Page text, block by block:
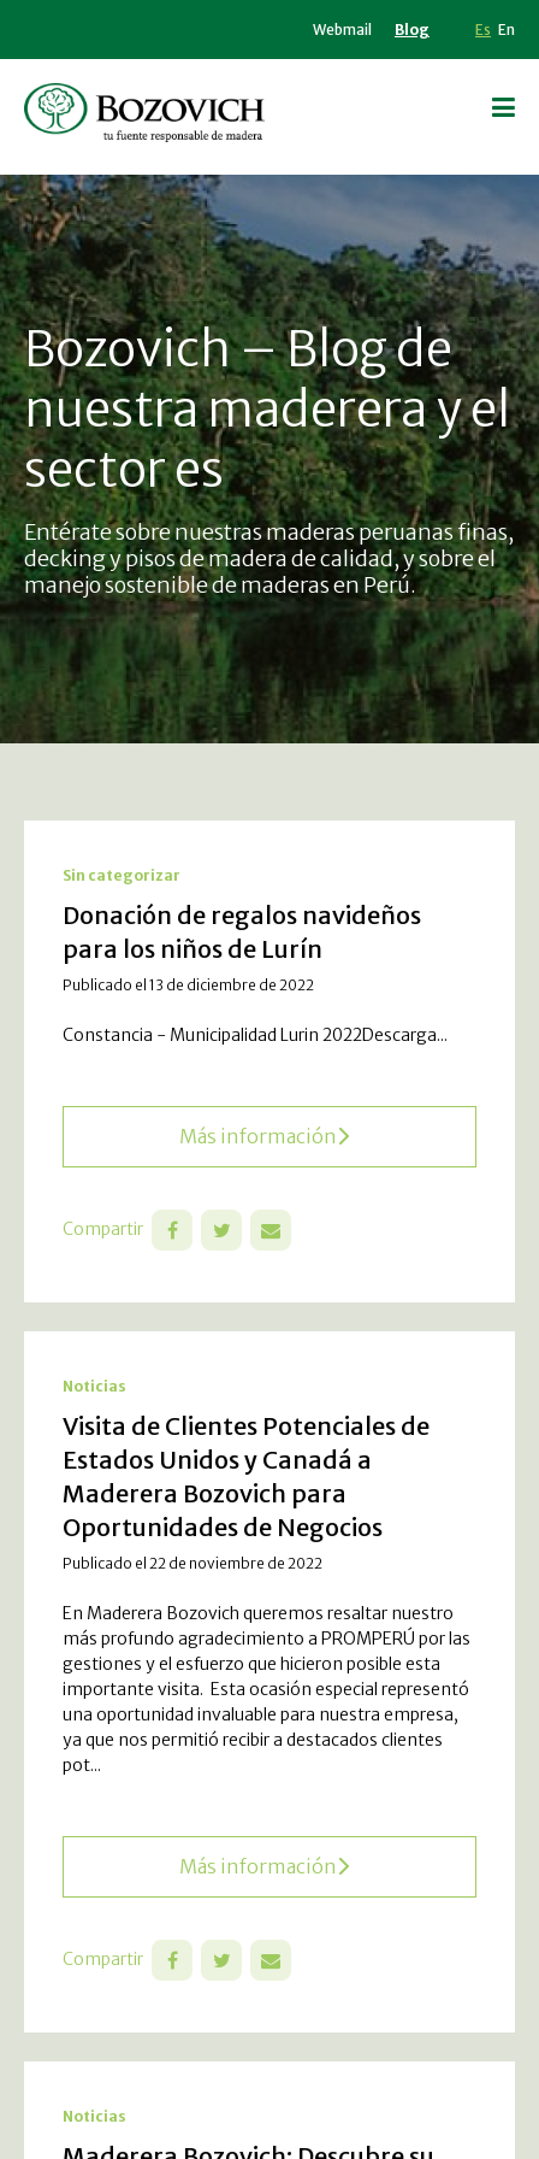
Webmail Blog Es En
Bozovich – Blog de
nuestra maderera y el
sector es
Entérate sobre nuestras maderas peruanas finas,
decking y pisos de madera de calidad, y sobre el
manejo sostenible de maderas en Perú.
Sin categorizar
Donación de regalos navideños
para los niños de Lurín
Publicado el 13 de diciembre de 2022
Constancia - Municipalidad Lurin 2022Descarga...
Más información
Compartir
Noticias
Visita de Clientes Potenciales de
Estados Unidos y Canadá a
Maderera Bozovich para
Oportunidades de Negocios
Publicado el 22 de noviembre de 2022
En Maderera Bozovich queremos resaltar nuestro
más profundo agradecimiento a PROMPERÚ por las
gestiones y el esfuerzo que hicieron posible esta
importante visita. Esta ocasión especial representó
una oportunidad invaluable para nuestra empresa,
ya que nos permitió recibir a destacados clientes
pot...
Más información
Compartir
Noticias